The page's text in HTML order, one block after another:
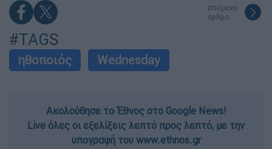
επόμενο
άρθρο
#TAGS
ηθοποιός Wednesday
Ακολούθησε το Έθνος στο Google News!
Live όλες οι εξελίξεις λεπτό προς λεπτό, με την
υπογραφή του www.ethnos.gr